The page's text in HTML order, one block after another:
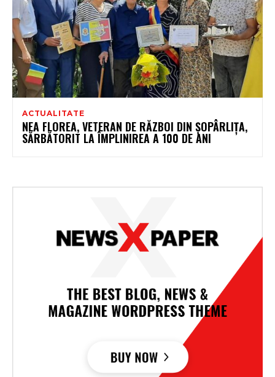
ACTUALITATE
NEA FLOREA, VETERAN DE RĂZBOI DIN ȘOPÂRLIȚA,
SĂRBĂTORIT LA ÎMPLINIREA A 100 DE ANI